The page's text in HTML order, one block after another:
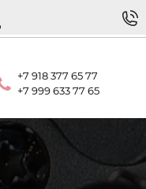
+7 918 377 65 77
+7 999 633 77 65